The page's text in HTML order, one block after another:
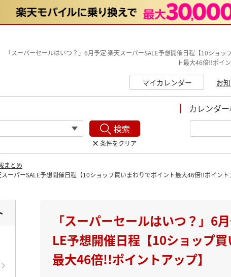
「スーパーセールはいつ？」6月予定 楽天スーパーSALE予想開催日程【10ショッ
ト最大46倍!!ポイ
マイカレンダー お
検索
条件をクリア
カレンダ
まとめ
ーパーSALE予想開催日程【10ショップ買いまわりでポイント最大46倍!!ポイント
「スーパーセールはいつ？」6
LE予想開催日程【10ショップ
最大46倍!!ポイントアップ】